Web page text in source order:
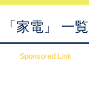
「家電」 一覧
Sponsored Link